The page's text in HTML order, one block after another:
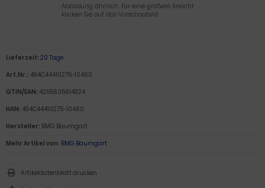
Abbildung ähnlich. Für eine größere Ansicht
klicken Sie auf das Vorschaubild
Lieferzeit: 20 Tage
Art.Nr.: 494C44410275-10460
GTIN/EAN: 4255635614924
HAN: 494C44410275-10460
Hersteller: BMG Baumgart
Mehr Artikel von: BMG Baumgart
Artikeldatenblatt drucken